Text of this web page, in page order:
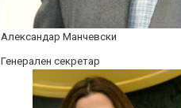
Александар Манчевски
Генерален секретар